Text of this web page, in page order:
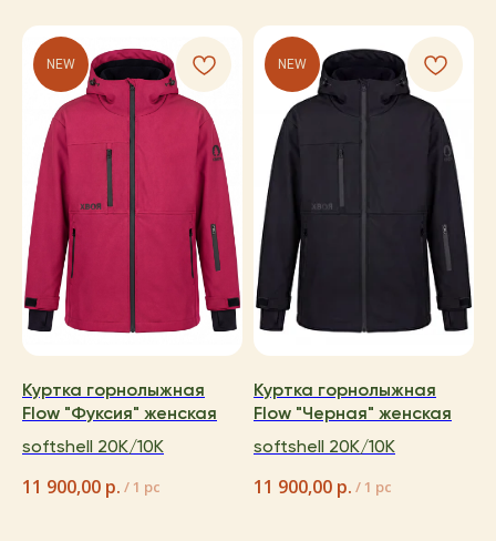
NEW
Куртка горнолыжная
Flow "Фуксия" женская
softshell 20K/10K
11 900,00 р. / 1 pc
NEW
Куртка горнолыжная
Flow "Черная" женская
softshell 20K/10K
11 900,00 р. / 1 pc